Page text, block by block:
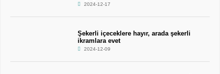
2024-12-17
Şekerli içeceklere hayır, arada şekerli
ikramlara evet
2024-12-09